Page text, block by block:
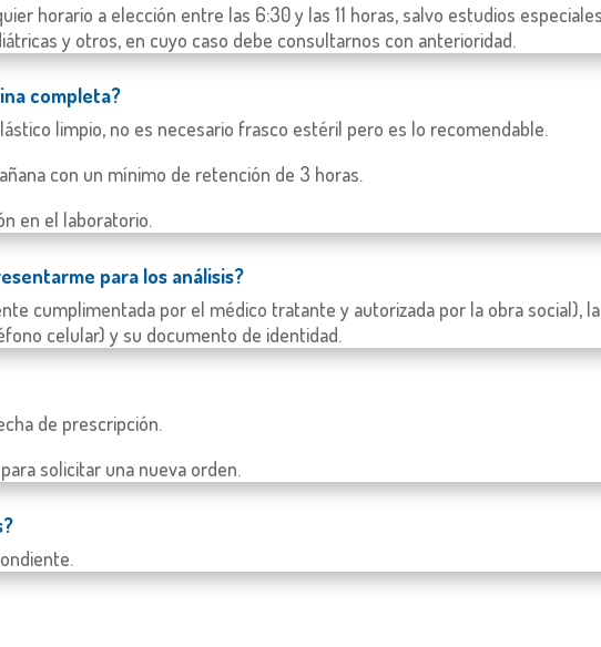
horario a elección entre las 6:30 y las 11 horas, salvo estudios
y otros, en cuyo caso debe consultarnos con anterioridad.
completa?
limpio, no es necesario frasco estéril pero es lo recomendable.
con un mínimo de retención de 3 horas.
en el laboratorio.
para los análisis?
cumplimentada por el médico tratante y autorizada por la obra social),
celular) y su documento de identidad.
de prescripción.
solicitar una nueva orden.